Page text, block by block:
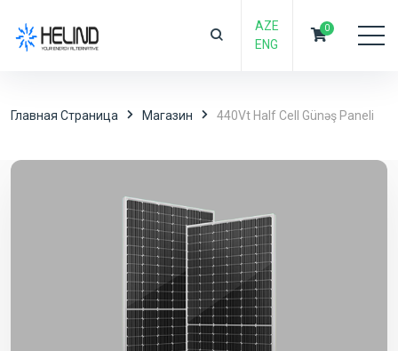
AZE
ENG
0
Главная Страница Магазин 440Vt Half Cell Günəş Paneli